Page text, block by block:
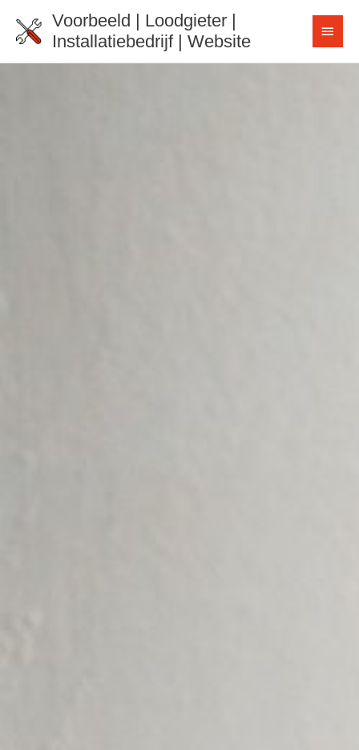
naar
inhoud
Voorbeeld | Loodgieter |
Installatiebedrijf | Website